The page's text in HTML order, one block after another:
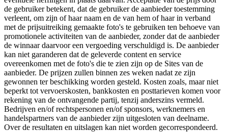
de gebruiker betekent, dat de gebruiker de aanbieder toestemming
verleent, om zijn of haar naam en de van hem of haar in verband
met de prijsuitreiking gemaakte foto's te gebruiken ten behoeve van
promotionele activiteiten van de aanbieder, zonder dat de aanbieder
de winnaar daarvoor een vergoeding verschuldigd is. De aanbieder
kan niet garanderen dat de geleverde content en service
overeenkomen met de foto's die te zien zijn op de Sites van de
aanbieder. De prijzen zullen binnen zes weken nadat ze zijn
gewonnen ter beschikking worden gesteld. Kosten zoals, maar niet
beperkt tot vervoerskosten, bankkosten en posttarieven komen voor
rekening van de ontvangende partij, tenzij anderszins vermeld.
Bedrijven en/of rechtspersonen en/of sponsors, werknemers en
handelspartners van de aanbieder zijn uitgesloten van deelname.
Over de resultaten en uitslagen kan niet worden gecorrespondeerd.